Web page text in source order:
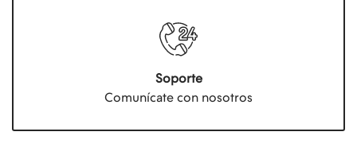
Soporte
Comunícate con nosotros